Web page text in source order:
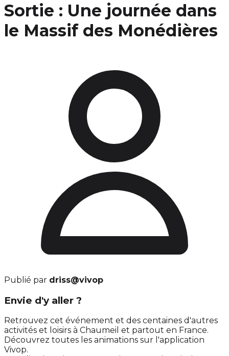
Sortie : Une journée dans
le Massif des Monédières
Publié par driss@vivop
Envie d'y aller ?
Retrouvez cet événement et des centaines d'autres
activités et loisirs à Chaumeil et partout en France.
Découvrez toutes les animations sur l'application
Vivop.